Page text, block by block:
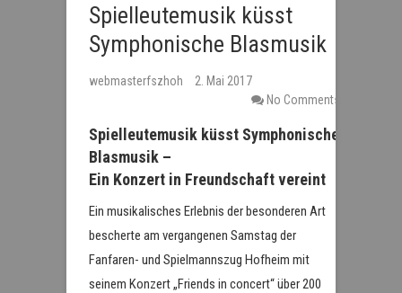
Spielleutemusik küsst
Symphonische Blasmusik
webmasterfszhoh
2. Mai 2017
No Comments
Spielleutemusik küsst Symphonische
Blasmusik –
Ein Konzert in Freundschaft vereint
Ein musikalisches Erlebnis der besonderen Art
bescherte am vergangenen Samstag der
Fanfaren- und Spielmannszug Hofheim mit
seinem Konzert „Friends in concert“ über 200